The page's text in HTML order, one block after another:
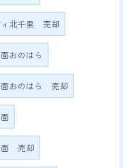
ィ北千里 売却
おのはら
面おのはら 売却
面 売却